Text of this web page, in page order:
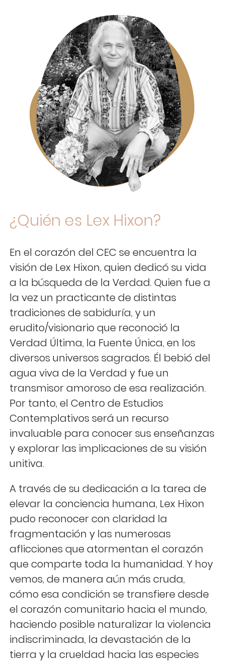
¿Quién es Lex Hixon?
En el corazón del CEC se encuentra la
visión de Lex Hixon, quien dedicó su vida
a la búsqueda de la Verdad. Quien fue a
la vez un practicante de distintas
tradiciones de sabiduría, y un
erudito/visionario que reconoció la
Verdad Última, la Fuente Única, en los
diversos universos sagrados. Él bebió del
agua viva de la Verdad y fue un
transmisor amoroso de esa realización.
Por tanto, el Centro de Estudios
Contemplativos será un recurso
invaluable para conocer sus enseñanzas
y explorar las implicaciones de su visión
unitiva.
A través de su dedicación a la tarea de
elevar la conciencia humana, Lex Hixon
pudo reconocer con claridad la
fragmentación y las numerosas
aflicciones que atormentan el corazón
que comparte toda la humanidad. Y hoy
vemos, de manera aún más cruda,
cómo esa condición se transfiere desde
el corazón comunitario hacia el mundo,
haciendo posible naturalizar la violencia
indiscriminada, la devastación de la
tierra y la crueldad hacia las especies